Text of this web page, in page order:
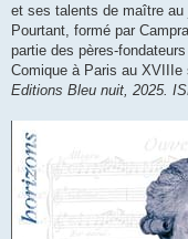
et ses talents de maître au
Pourtant, formé par
partie des pères-
Comique à Paris au XVIIIe
Editions Bleu nuit, 2025.